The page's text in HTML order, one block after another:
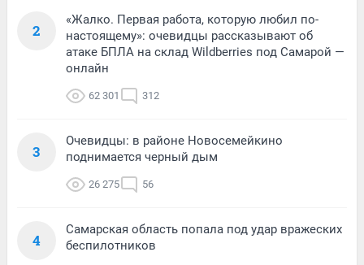
2
«Жалко. Первая работа, которую любил по-
настоящему»: очевидцы рассказывают об
атаке БПЛА на склад Wildberries под Самарой —
онлайн
62 301 312
3
Очевидцы: в районе Новосемейкино
поднимается черный дым
26 275 56
4
Самарская область попала под удар вражеских
беспилотников